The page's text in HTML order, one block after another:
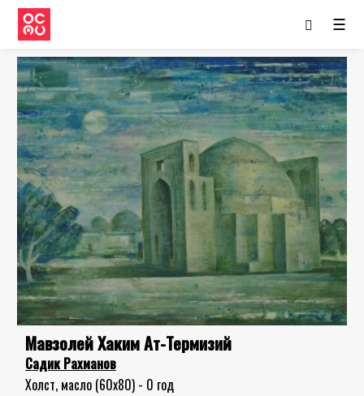
☰
Мавзолей Хаким Ат-Термизий
Садик Рахманов
Холст, масло (60x80) - 0 год